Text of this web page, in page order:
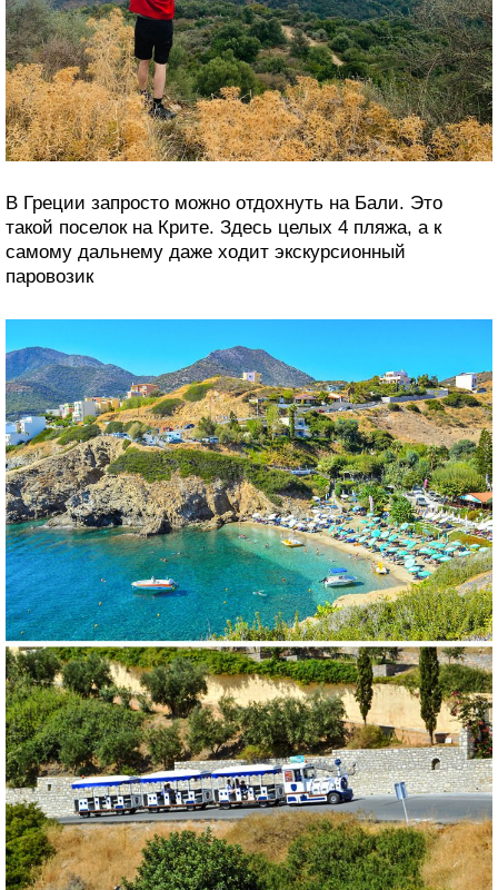
В Греции запросто можно отдохнуть на Бали. Это
такой поселок на Крите. Здесь целых 4 пляжа, а к
самому дальнему даже ходит экскурсионный
паровозик